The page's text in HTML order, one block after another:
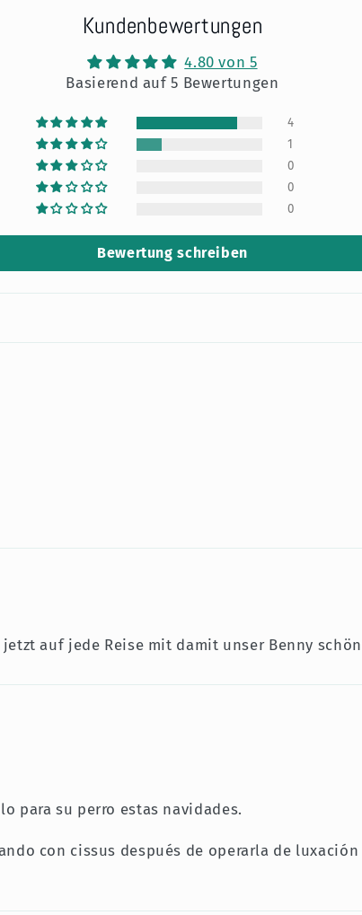
Kundenbewertungen
4.80 von 5
Basierend auf 5 Bewertungen
4
1
0
0
0
Bewertung schreiben
auf jede Reise mit damit unser Benny
para su perro estas navidades.
con cissus después de operarla de